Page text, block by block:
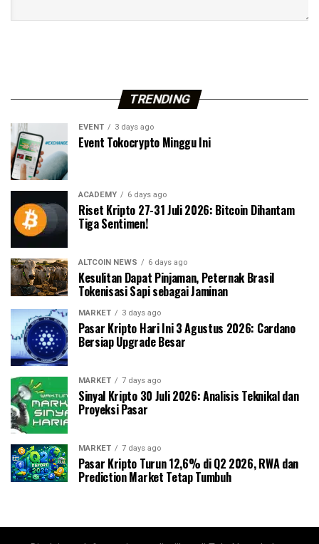
TRENDING
EVENT 3 days ago
Event Tokocrypto Minggu Ini
ACADEMY 6 days ago
Riset Kripto 27-31 Juli 2026: Bitcoin Dihantam
Tiga Sentimen!
ALTCOIN NEWS 6 days ago
Kesulitan Dapat Pinjaman, Peternak Brasil
Tokenisasi Sapi sebagai Jaminan
MARKET 3 days ago
Pasar Kripto Hari Ini 3 Agustus 2026: Cardano
Bersiap Upgrade Besar
MARKET 7 days ago
Sinyal Kripto 30 Juli 2026: Analisis Teknikal dan
Proyeksi Pasar
MARKET 7 days ago
Pasar Kripto Turun 12,6% di Q2 2026, RWA dan
Prediction Market Tetap Tumbuh